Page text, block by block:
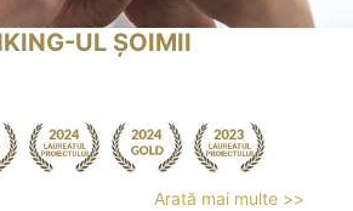
UL ȘOIMII
Arată mai multe >>